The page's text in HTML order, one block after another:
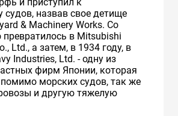
судов, назвав свое детище
& Machinery Works. Со
в Mitsubishi
Ltd., а затем, в 1934 году, в
Industries, Ltd. - одну из
фирм Японии, которая
морских судов, так же
и другую тяжелую